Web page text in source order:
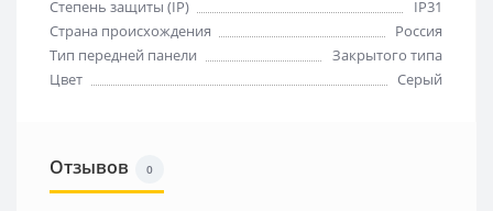
Степень защиты (IP)
IP31
Страна происхождения
Россия
Тип передней панели
Закрытого типа
Цвет
Серый
Отзывов 0